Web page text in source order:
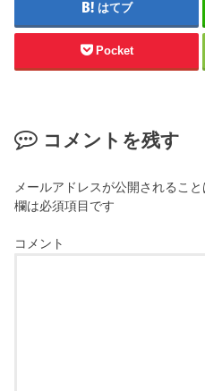
はてブ
Pocket
コメントを残す
メールアドレスが公開されること
欄は必須項目です
コメント